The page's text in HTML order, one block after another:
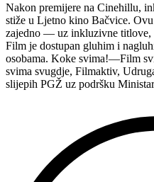
Hvaru”
Nakon premijere na Cinehillu,
stiže u Ljetno kino Bačvice.
zajedno — uz inkluzivne titlove,
Film je dostupan gluhim i
osobama. Koke svima!—Film
svima svugdje, Filmaktiv,
slijepih PGŽ uz podršku